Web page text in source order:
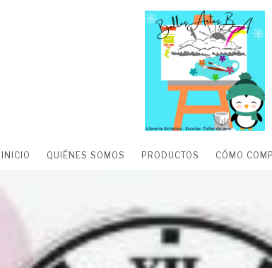
INICIO QUIÉNES SOMOS PRODUCTOS CÓMO